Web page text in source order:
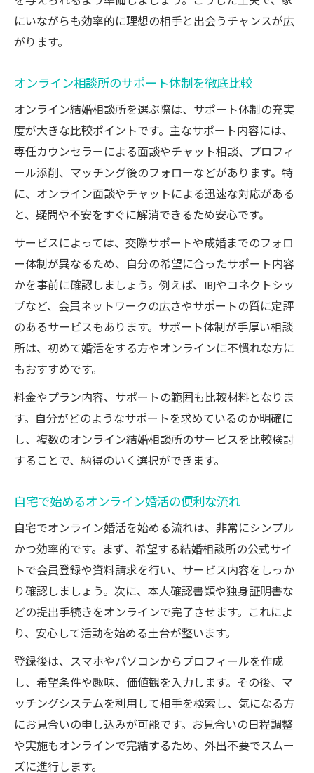
にいながらも効率的に理想の相手と出会うチャンスが広
がります。
オンライン相談所のサポート体制を徹底比較
オンライン結婚相談所を選ぶ際は、サポート体制の充実
度が大きな比較ポイントです。主なサポート内容には、
専任カウンセラーによる面談やチャット相談、プロフィ
ール添削、マッチング後のフォローなどがあります。特
に、オンライン面談やチャットによる迅速な対応がある
と、疑問や不安をすぐに解消できるため安心です。
サービスによっては、交際サポートや成婚までのフォロ
ー体制が異なるため、自分の希望に合ったサポート内容
かを事前に確認しましょう。例えば、IBJやコネクトシッ
プなど、会員ネットワークの広さやサポートの質に定評
のあるサービスもあります。サポート体制が手厚い相談
所は、初めて婚活をする方やオンラインに不慣れな方に
もおすすめです。
料金やプラン内容、サポートの範囲も比較材料となりま
す。自分がどのようなサポートを求めているのか明確に
し、複数のオンライン結婚相談所のサービスを比較検討
することで、納得のいく選択ができます。
自宅で始めるオンライン婚活の便利な流れ
自宅でオンライン婚活を始める流れは、非常にシンプル
かつ効率的です。まず、希望する結婚相談所の公式サイ
トで会員登録や資料請求を行い、サービス内容をしっか
り確認しましょう。次に、本人確認書類や独身証明書な
どの提出手続きをオンラインで完了させます。これによ
り、安心して活動を始める土台が整います。
登録後は、スマホやパソコンからプロフィールを作成
し、希望条件や趣味、価値観を入力します。その後、マ
ッチングシステムを利用して相手を検索し、気になる方
にお見合いの申し込みが可能です。お見合いの日程調整
や実施もオンラインで完結するため、外出不要でスムー
ズに進行します。